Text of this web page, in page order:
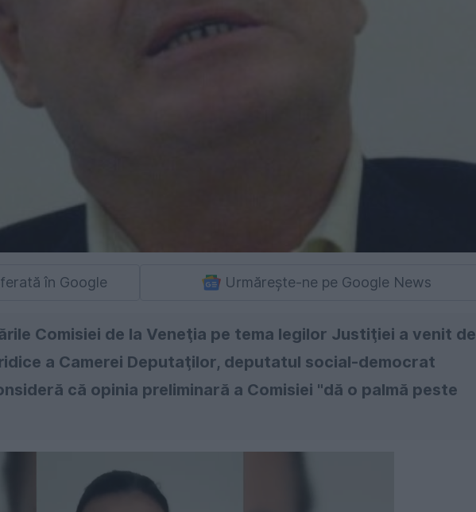
în Google Urmărește-ne pe Google News
Comisiei de la Veneţia pe tema legilor Justiţiei a venit de
a Camerei Deputaţilor, deputatul social-democrat
că opinia preliminară a Comisiei "dă o palmă peste